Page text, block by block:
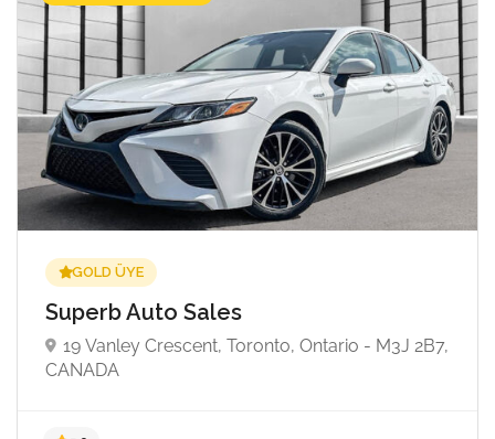
GOLD ÜYE
Superb Auto Sales
19 Vanley Crescent, Toronto, Ontario - M3J 2B7,
CANADA